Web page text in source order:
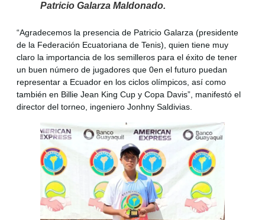
Patricio Galarza Maldonado.
“Agradecemos la presencia de Patricio Galarza (presidente
de la Federación Ecuatoriana de Tenis), quien tiene muy
claro la importancia de los semilleros para el éxito de tener
un buen número de jugadores que 0en el futuro puedan
representar a Ecuador en los ciclos olímpicos, así como
también en Billie Jean King Cup y Copa Davis”, manifestó el
director del torneo, ingeniero Jonhny Saldivias.